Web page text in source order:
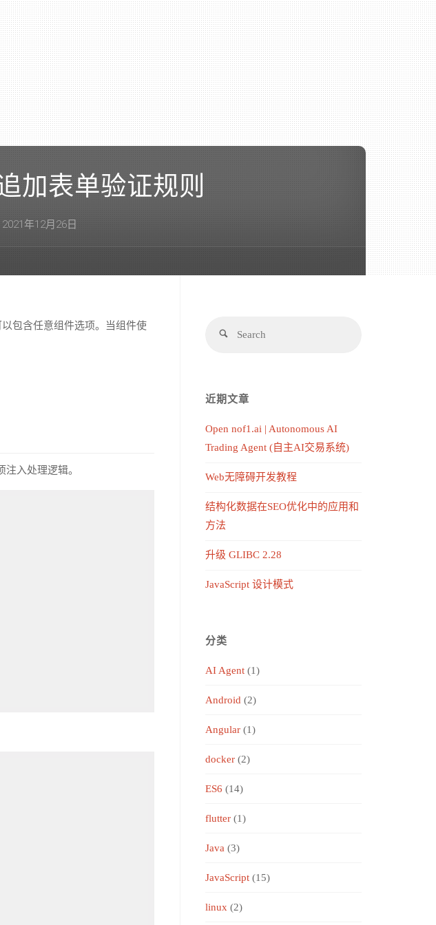
加表单验证规则
2021年12月26日
包含任意组件选项。当组件使
入处理逻辑。
近期文章
Open nof1.ai | Autonomous AI
Trading Agent (自主AI交易系统)
Web无障碍开发教程
结构化数据在SEO优化中的应用和
方法
升级 GLIBC 2.28
JavaScript 设计模式
分类
AI Agent (1)
Android (2)
Angular (1)
docker (2)
ES6 (14)
flutter (1)
Java (3)
JavaScript (15)
linux (2)